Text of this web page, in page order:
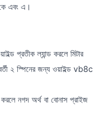
এবং এ।
প্রতীক ল্যান্ড করলে মিটার
২ স্পিনের জন্য ওয়াইল্ড vb8c
করলে নগদ অর্থ বা বোনাস প্রাইজ